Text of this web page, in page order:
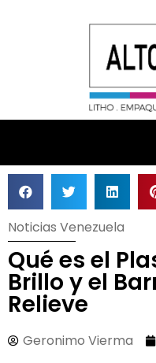
Noticias Venezuela
Qué es el
Brillo y el
Relieve
Geronimo Vierma